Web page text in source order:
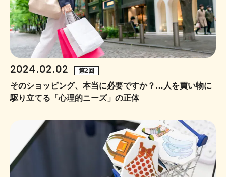
2024.02.02 第2回
そのショッピング、本当に必要ですか？…人を買い物に
駆り立てる「心理的ニーズ」の正体